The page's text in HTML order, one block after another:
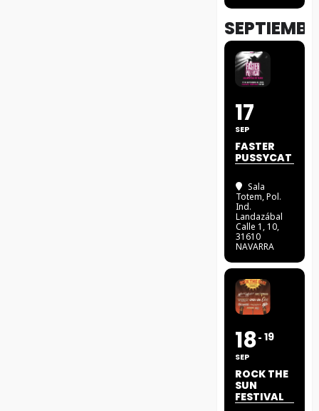
17
SEP
FASTER
PUSSYCAT
Sala
Totem, Pol.
Ind.
Landazábal
Calle 1, 10,
31610
NAVARRA
18
SEP
19
ROCK THE
SUN
FESTIVAL